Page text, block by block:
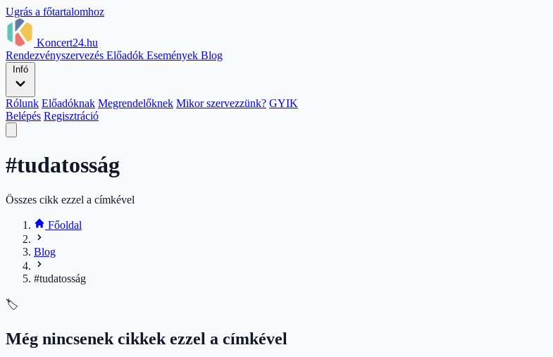
Ugrás a főtartalomhoz
Koncert24.hu
Rendezvényszervezés Előadók Események Blog
Infó
Rólunk Előadóknak Megrendelőknek Mikor szervezzünk? GYIK
Belépés Regisztráció
#tudatosság
Összes cikk ezzel a címkével
Főoldal
Blog
#tudatosság
🏷️
Még nincsenek cikkek ezzel a címkével